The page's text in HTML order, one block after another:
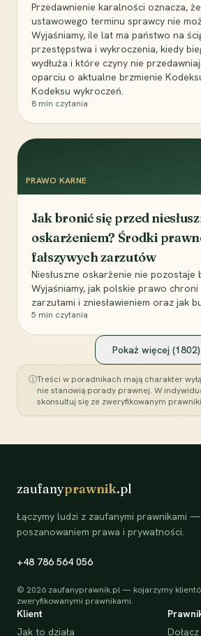
Przedawnienie karalności oznacza,
ustawowego terminu sprawcy nie
Wyjaśniamy, ile lat ma państwo na
przestępstwa i wykroczenia, kiedy
wydłuża i które czyny nie
oparciu o aktualne brzmienie
Kodeksu wykroczeń.
8 min czytania
PRAWO KARNE
Jak bronić się przed
oskarżeniem? Środki
fałszywych zarzutów
Niesłuszne oskarżenie nie pozostaje
Wyjaśniamy, jak polskie prawo chroni
zarzutami i zniesławieniem oraz jak
5 min czytania
Pokaż więcej (1802)
ⓘTreści w poradnikach mają charakter
nie stanowią porady prawnej. W
skonsultuj się ze zweryfikowanym
zaufanyprawnik.pl
Łączymy ludzi z zaufanymi prawnikami
poszanowaniem prawa i prywatności.
+48 786 564 056
© 2026 zaufanyprawnik.pl — kojarzymy
zweryfikowanymi prawnikami.
Klient
Jak to działa
Dołącz